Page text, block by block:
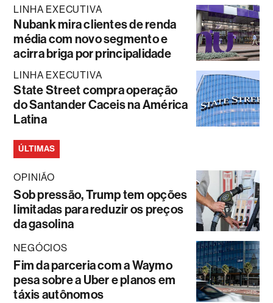
LINHA EXECUTIVA
Nubank mira clientes de renda
média com novo segmento e
acirra briga por principalidade
LINHA EXECUTIVA
State Street compra operação
do Santander Caceis na América
Latina
ÚLTIMAS
OPINIÃO
Sob pressão, Trump tem opções
limitadas para reduzir os preços
da gasolina
NEGÓCIOS
Fim da parceria com a Waymo
pesa sobre a Uber e planos em
táxis autônomos